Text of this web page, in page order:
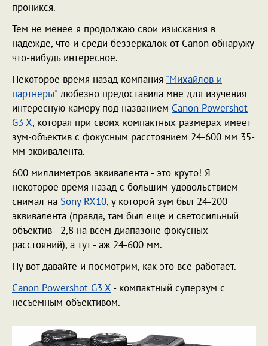
проникся.
Тем не менее я продолжаю свои изыскания в
надежде, что и среди беззеркалок от Canon обнаружу
что-нибудь интересное.
Некоторое время назад компания "Михайлов и
партнеры" любезно предоставила мне для изучения
интересную камеру под названием Canon Powershot
G3 X, которая при своих компактных размерах имеет
зум-объектив с фокусным расстоянием 24-600 мм 35-
мм эквивалента.
600 миллиметров эквивалента - это круто! Я
некоторое время назад с большим удовольствием
снимал на Sony RX10, у которой зум был 24-200
эквивалента (правда, там был еще и светосильный
объектив - 2,8 на всем диапазоне фокусных
расстояний), а тут - аж 24-600 мм.
Ну вот давайте и посмотрим, как это все работает.
Canon Powershot G3 X - компактный суперзум с
несъемным объективом.